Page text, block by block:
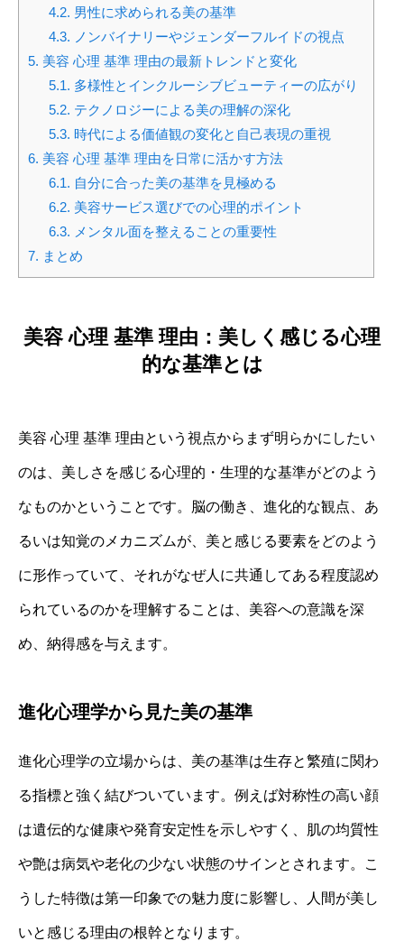
4.2. 男性に求められる美の基準
4.3. ノンバイナリーやジェンダーフルイドの視点
5. 美容 心理 基準 理由の最新トレンドと変化
5.1. 多様性とインクルーシブビューティーの広がり
5.2. テクノロジーによる美の理解の深化
5.3. 時代による価値観の変化と自己表現の重視
6. 美容 心理 基準 理由を日常に活かす方法
6.1. 自分に合った美の基準を見極める
6.2. 美容サービス選びでの心理的ポイント
6.3. メンタル面を整えることの重要性
7. まとめ
美容 心理 基準 理由：美しく感じる心理
的な基準とは
美容 心理 基準 理由という視点からまず明らかにしたい
のは、美しさを感じる心理的・生理的な基準がどのよう
なものかということです。脳の働き、進化的な観点、あ
るいは知覚のメカニズムが、美と感じる要素をどのよう
に形作っていて、それがなぜ人に共通してある程度認め
られているのかを理解することは、美容への意識を深
め、納得感を与えます。
進化心理学から見た美の基準
進化心理学の立場からは、美の基準は生存と繁殖に関わ
る指標と強く結びついています。例えば対称性の高い顔
は遺伝的な健康や発育安定性を示しやすく、肌の均質性
や艶は病気や老化の少ない状態のサインとされます。こ
うした特徴は第一印象での魅力度に影響し、人間が美し
いと感じる理由の根幹となります。